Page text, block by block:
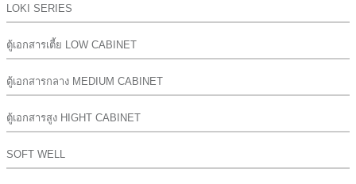
LOKI SERIES
ตู้เอกสารเตี้ย LOW CABINET
ตู้เอกสารกลาง MEDIUM CABINET
ตู้เอกสารสูง HIGHT CABINET
SOFT WELL